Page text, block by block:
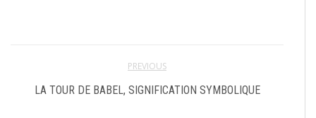
PREVIOUS
LA TOUR DE BABEL, SIGNIFICATION SYMBOLIQUE